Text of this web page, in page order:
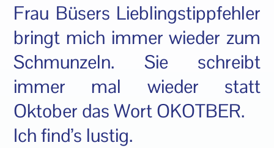
Frau Büsers Lieblingstippfehler
bringt mich immer wieder zum
Schmunzeln. Sie schreibt
immer mal wieder statt
Oktober das Wort OKOTBER.
Ich find’s lustig.